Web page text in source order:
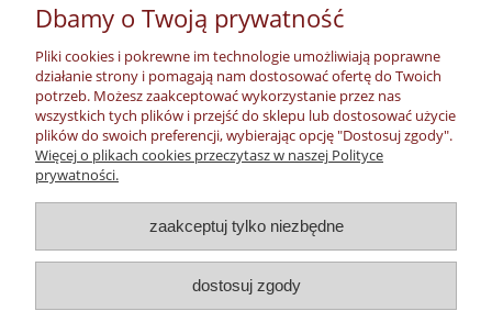
- dla pary - od -220°C do 550°C
- prędkość - nie dotyczy
- ciśnienie - 25 p [MPa]
- temperatura pracy - dla gazu - od -220°C do 450°C
- dla pary - od -220°C do 550°C
Moje konto
Płatności, dostawa, zwroty
Dbamy o Twoją prywatność
Pliki cookies i pokrewne im technologie umożliwiają poprawne
działanie strony i pomagają nam dostosować ofertę do Twoich
potrzeb. Możesz zaakceptować wykorzystanie przez nas
wszystkich tych plików i przejść do sklepu lub dostosować użycie
plików do swoich preferencji, wybierając opcję "Dostosuj zgody".
Więcej o plikach cookies przeczytasz w naszej Polityce
prywatności.
zaakceptuj tylko niezbędne
dostosuj zgody